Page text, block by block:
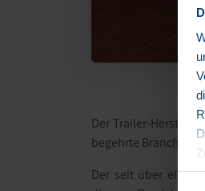
Der Trailer-
begehrte
Der seit über